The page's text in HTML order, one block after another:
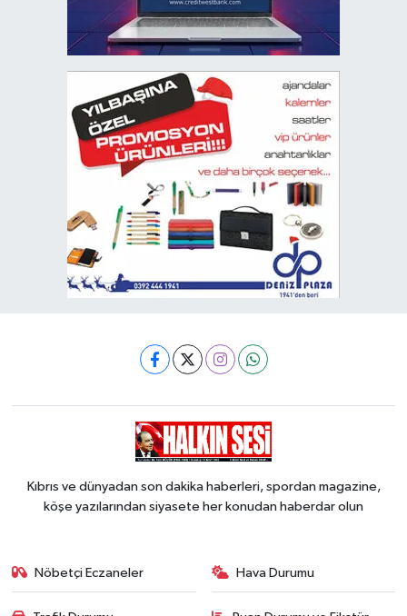
Kıbrıs ve dünyadan son dakika haberleri, spordan magazine,
köşe yazılarından siyasete her konudan haberdar olun
Nöbetçi Eczaneler Hava Durumu